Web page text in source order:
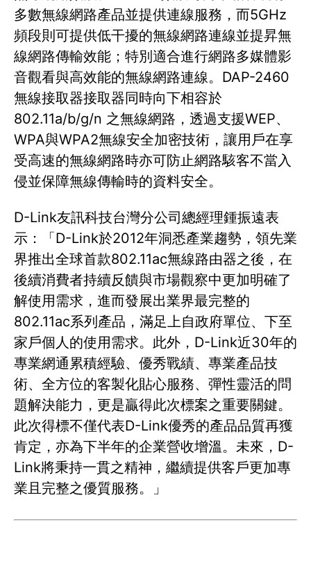
多數無線網路產品並提供連線服務，而5GHz
頻段則可提供低干擾的無線網路連線並提昇無
線網路傳輸效能；特別適合進行網路多媒體影
音觀看與高效能的無線網路連線。DAP-2460
無線接取器接取器同時向下相容於
802.11a/b/g/n 之無線網路，透過支援WEP、
WPA與WPA2無線安全加密技術，讓用戶在享
受高速的無線網路時亦可防止網路駭客不當入
侵並保障無線傳輸時的資料安全。
D-Link友訊科技台灣分公司總經理鍾振遠表
示：「D-Link於2012年洞悉產業趨勢，領先業
界推出全球首款802.11ac無線路由器之後，在
後續消費者持續反饋與市場觀察中更加明確了
解使用需求，進而發展出業界最完整的
802.11ac系列產品，滿足上自政府單位、下至
家戶個人的使用需求。此外，D-Link近30年的
專業網通累積經驗、優秀戰績、專業產品技
術、全方位的客製化貼心服務、彈性靈活的問
題解決能力，更是贏得此次標案之重要關鍵。
此次得標不僅代表D-Link優秀的產品品質再獲
肯定，亦為下半年的企業營收增溫。未來，D-
Link將秉持一貫之精神，繼續提供客戶更加專
業且完整之優質服務。」